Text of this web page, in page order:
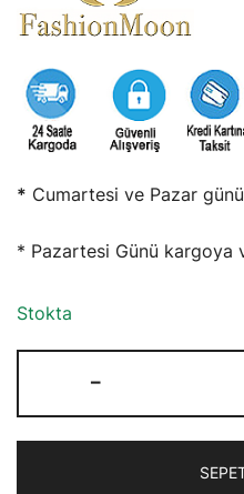
* Cumartesi ve Pazar
* Pazartesi Günü kargoya
Stokta
-